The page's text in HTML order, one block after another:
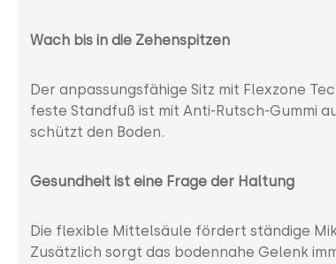
Wach bis in die Zehenspitzen
Der anpassungsfähige Sitz mit Flexzone
feste Standfuß ist mit Anti-Rutsch-Gummi
schützt den Boden.
Gesundheit ist eine Frage der Haltung
Die flexible Mittelsäule fördert ständige
Zusätzlich sorgt das bodennahe Gelenk